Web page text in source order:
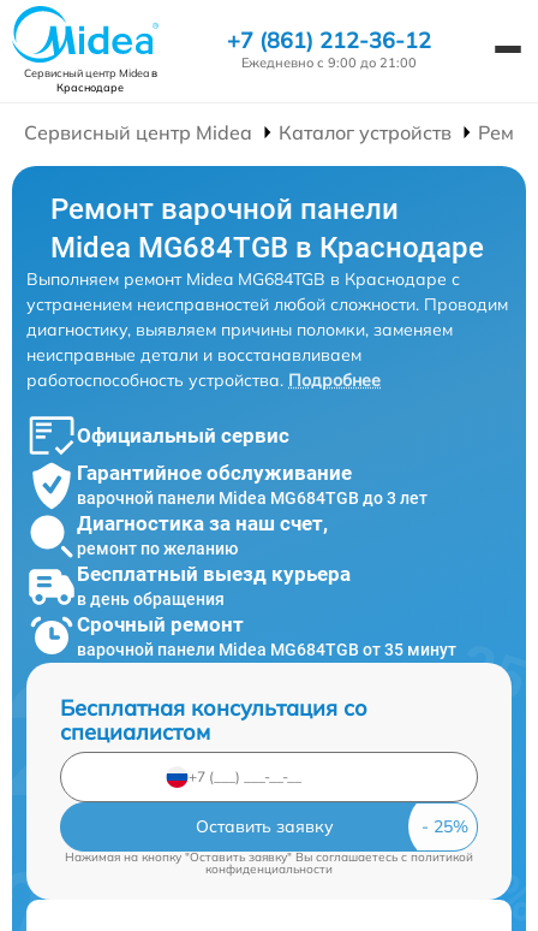
Сервисный центр Mideaв
Краснодаре
+7 (861) 212-36-12
Ежедневно с 9:00 до 21:00
Сервисный центр Midea Каталог устройств
Ремонт варочной панели
Midea MG684TGB в Краснодаре
Выполняем ремонт Midea MG684TGB в Краснодаре с
устранением неисправностей любой сложности. Проводим
диагностику, выявляем причины поломки, заменяем
неисправные детали и восстанавливаем
работоспособность устройства. Подробнее
Официальный сервис
Гарантийное обслуживание
варочной панели Midea MG684TGB до 3 лет
Диагностика за наш счет,
ремонт по желанию
Бесплатный выезд курьера
в день обращения
Срочный ремонт
варочной панели Midea MG684TGB от 35 минут
Бесплатная консультация со
специалистом
Оставить заявку
Нажимая на кнопку "Оставить заявку" Вы соглашаетесь cполитикой
конфиденциальности